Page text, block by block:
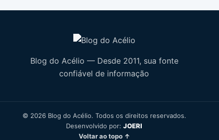
Blog do Acélio — Desde 2011, sua fonte
confiável de informação
© 2026 Blog do Acélio. Todos os direitos reservados.
Desenvolvido por: JOERI
Voltar ao topo ↑